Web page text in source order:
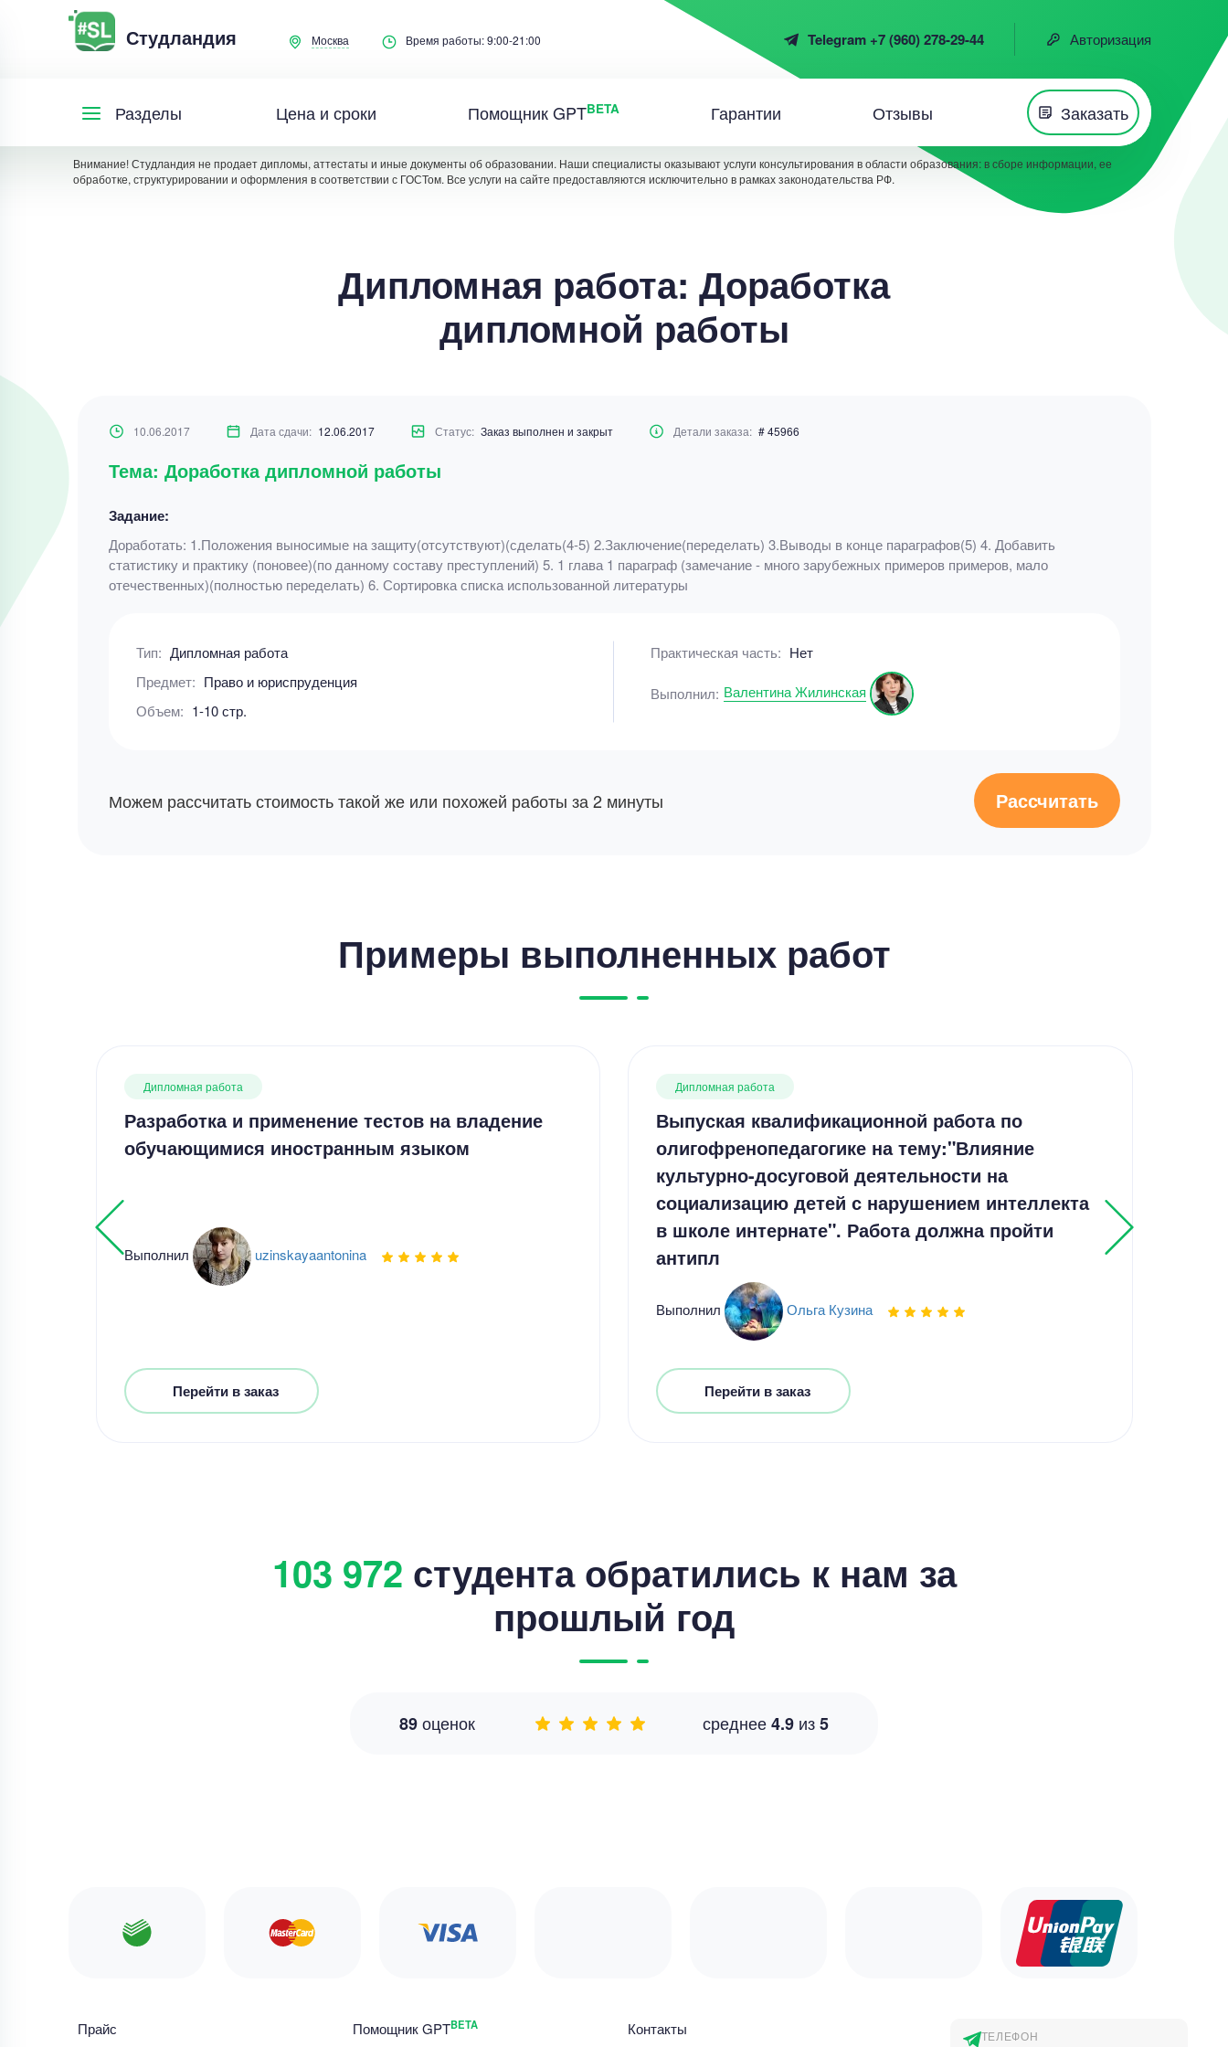
Студландия Москва Время работы: 9:00-21:00 Telegram +7 (960) 278-29-44 Авторизация
Разделы Цена и сроки Помощник GPTBETA Гарантии Отзывы Заказать
Внимание! Студландия не продает дипломы, аттестаты и иные документы об образовании. Наши специалисты оказывают услуги консультирования в области образования: в сборе информации, ее
обработке, структурировании и оформления в соответствии с ГОСТом. Все услуги на сайте предоставляются исключительно в рамках законодательства РФ.
Дипломная работа: Доработка
дипломной работы
10.06.2017 Дата сдачи: 12.06.2017 Статус: Заказ выполнен и закрыт Детали заказа: # 45966
Тема: Доработка дипломной работы
Задание:
Доработать: 1.Положения выносимые на защиту(отсутствуют)(сделать(4-5) 2.Заключение(переделать) 3.Выводы в конце параграфов(5) 4. Добавить
статистику и практику (поновее)(по данному составу преступлений) 5. 1 глава 1 параграф (замечание - много зарубежных примеров примеров, мало
отечественных)(полностью переделать) 6. Сортировка списка использованной литературы
Тип: Дипломная работа
Предмет: Право и юриспруденция
Объем: 1-10 стр.
Практическая часть: Нет
Выполнил: Валентина Жилинская
Можем рассчитать стоимость такой же или похожей работы за 2 минуты Рассчитать
Примеры выполненных работ
Дипломная работа
Разработка и применение тестов на владение
обучающимися иностранным языком
Выполнил uzinskayaantonina
Перейти в заказ
Дипломная работа
Выпуская квалификационной работа по
олигофренопедагогике на тему:"Влияние
культурно-досуговой деятельности на
социализацию детей с нарушением интеллекта
в школе интернате". Работа должна пройти
антипл
Выполнил Ольга Кузина
Перейти в заказ
103 972 студента обратились к нам за
прошлый год
89оценок среднее4.9 из5
Прайс Помощник GPTBETA Контакты ТЕЛЕФОН